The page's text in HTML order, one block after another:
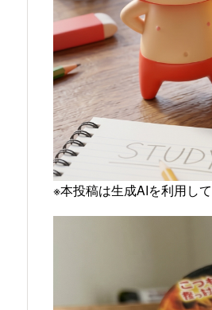
※本投稿は生成AIを利用し